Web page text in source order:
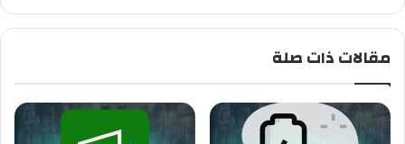
مقالات ذات صلة